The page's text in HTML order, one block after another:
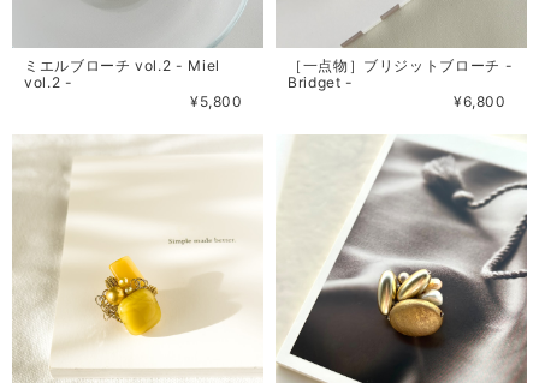
ミエルブローチ vol.2 - Miel
vol.2 -
¥5,800
［一点物］ブリジットブローチ -
Bridget -
¥6,800